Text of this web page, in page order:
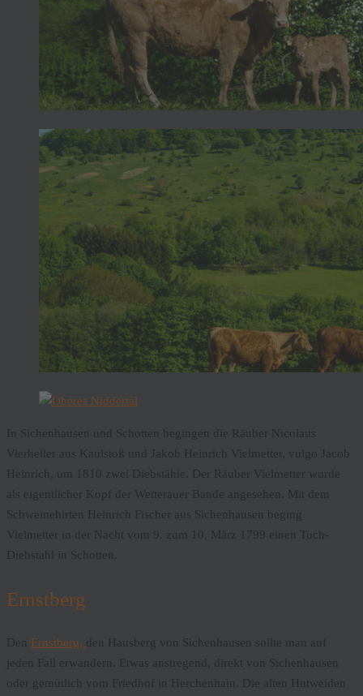
In Sichenhausen und Schotten begingen die Räuber Nicolaus
Vierheller aus Kaulstoß und Jakob Heinrich Vielmetter, vulgo Jacob
Heinrich, um 1810 zwei Diebstähle. Der Räuber Vielmetter wurde
als eigentlicher Kopf der Wetterauer Bande angesehen. Mit dem
Schweinehirten Heinrich Fischer aus Sichenhausen beging
Vielmetter in der Nacht vom 9. zum 10. März 1799 einen Tuch-
Diebstahl in Schotten.
Ernstberg
Den Ernstberg, den Hausberg von Sichenhausen sollte man auf
jeden Fall erwandern. Etwas anstregend, direkt von Sichenhausen
oder gemütlich vom Friedhof in Herchenhain. Die alten Hutweiden